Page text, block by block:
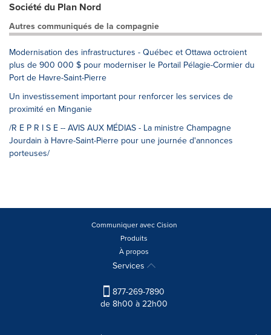
Société du Plan Nord
Autres communiqués de la compagnie
Modernisation des infrastructures - Québec et Ottawa octroient
plus de 900 000 $ pour moderniser le Portail Pélagie-Cormier du
Port de Havre-Saint-Pierre
Un investissement important pour renforcer les services de
proximité en Minganie
/R E P R I S E -- AVIS AUX MÉDIAS - La ministre Champagne
Jourdain à Havre-Saint-Pierre pour une journée d'annonces
porteuses/
Communiquer avec Cision
Produits
À propos
Services
877-269-7890
de 8h00 à 22h00